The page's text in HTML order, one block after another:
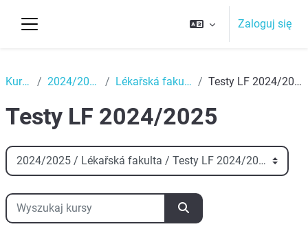
Zaloguj się
Kursy 2024/2025 Lékařská fakulta Testy LF 2024/2025
Testy LF 2024/2025
Kategorie kursów
Wyszukaj kursy
Wyszukaj kursy